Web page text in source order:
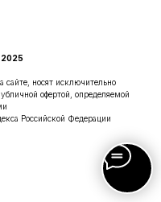
носят исключительно
офертой, определяемой
Российской Федерации